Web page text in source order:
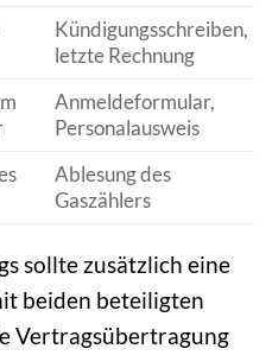
Kündigungsschreiben,
letzte Rechnung
Anmeldeformular,
Personalausweis
Ablesung des
Gaszählers
sollte zusätzlich eine
beiden beteiligten
Vertragsübertragung